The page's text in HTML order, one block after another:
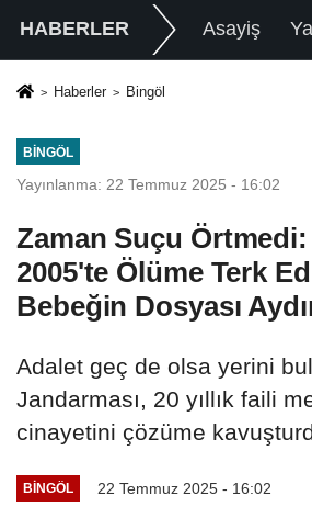
HABERLER Asayiş
Haberler Bingöl
BINGÖL
Yayınlanma: 22 Temmuz 2025 - 16:02
Zaman Suçu
2005'te Ölüme Terk
Bebeğin Dosyası
Adalet geç de olsa yerini
Jandarması, 20 yıllık faili
cinayetini çözüme
BINGÖL 22 Temmuz 2025 - 16:02